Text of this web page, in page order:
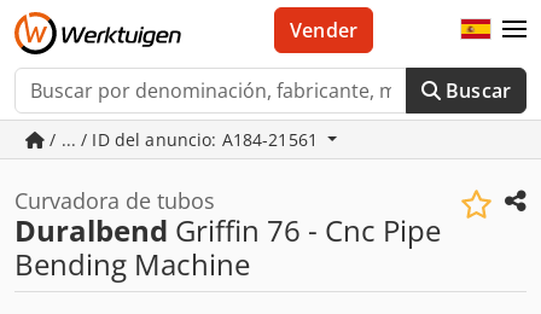
Buscar
Vender
/ ... / ID del anuncio: A184-21561
Curvadora de tubos
Duralbend Griffin 76 - Cnc Pipe
Bending Machine